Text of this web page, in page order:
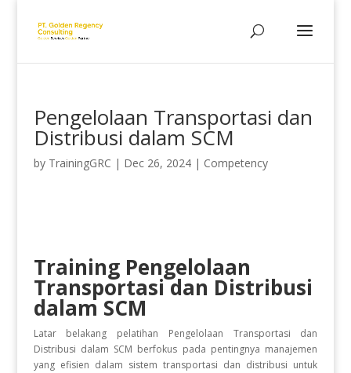
Pengelolaan Transportasi dan
Distribusi dalam SCM
by TrainingGRC | Dec 26, 2024| Competency
Training Pengelolaan
Transportasi dan Distribusi
dalam SCM
Latar belakang pelatihan Pengelolaan Transportasi dan
Distribusi dalam SCM berfokus pada pentingnya manajemen
yang efisien dalam sistem transportasi dan distribusi untuk